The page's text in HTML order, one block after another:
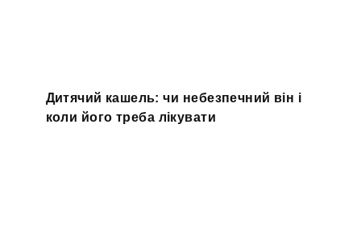
Дитячий кашель: чи небезпечний він і
коли його треба лікувати